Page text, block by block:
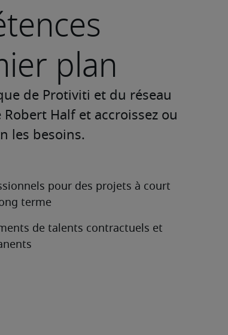
plan
de Protiviti et du réseau
Half et accroissez ou
les besoins.